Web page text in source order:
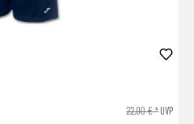
22,00 € *UVP